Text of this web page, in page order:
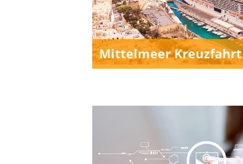
Mittelmeer Kreuzfahrt